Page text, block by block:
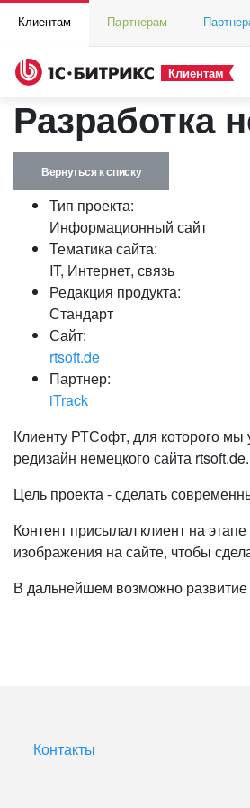
Клиентам Партнерам
Клиентам
Разработка
Вернуться к списку
Тип проекта:
Информационный сайт
Тематика сайта:
IT, Интернет, связь
Редакция продукта:
Стандарт
Сайт:
rtsoft.de
Партнер:
iTrack
Клиенту РТСофт, для которого мы
редизайн немецкого сайта
Цель проекта - сделать
Контент присылал клиент на
изображения на сайте, чтобы
В дальнейшем возможно
Контакты